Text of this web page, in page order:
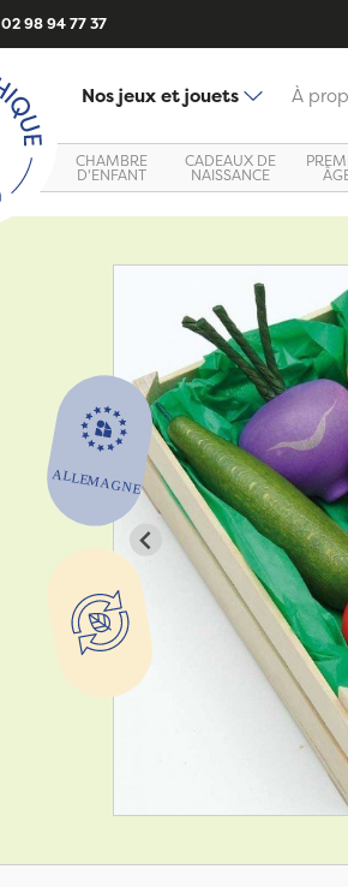
02 98 94 77 37
Nos jeux et jouets À
CHAMBRE
D'ENFANT
CADEAUX DE
NAISSANCE